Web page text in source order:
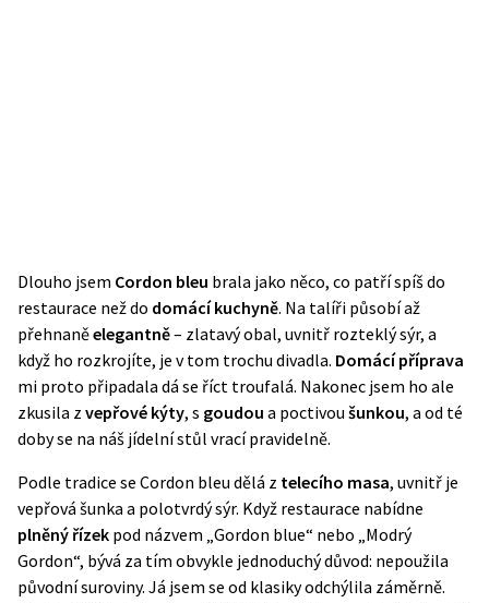
Dlouho jsem Cordon bleu brala jako něco, co patří spíš do
restaurace než do domácí kuchyně. Na talíři působí až
přehnaněelegantně– zlatavý obal, uvnitř rozteklý sýr, a
když ho rozkrojíte, je v tom trochu divadla. Domácí příprava
mi proto připadala dá se říct troufalá. Nakonec jsem ho ale
zkusila z vepřové kýty, s goudou a poctivou šunkou, a od té
doby se na náš jídelní stůl vrací pravidelně.
Podle tradice se Cordon bleu dělá z telecího masa, uvnitř je
vepřová šunka a polotvrdý sýr. Když restaurace nabídne
plněný řízek pod názvem „Gordon blue“ nebo „Modrý
Gordon“, bývá za tím obvykle jednoduchý důvod: nepoužila
původní suroviny. Já jsem se od klasiky odchýlila záměrně.